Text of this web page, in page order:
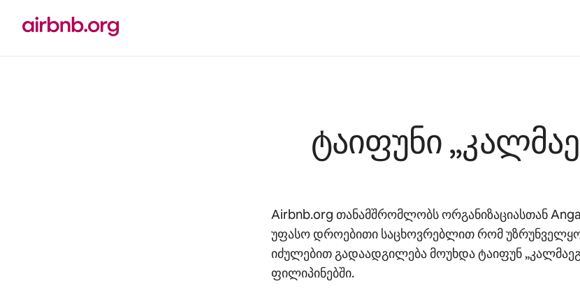
გადასვლა
ტაიფუნი
Airbnb.org თანამშრომლობს ორგანიზაციასთან
უფასო დროებითი საცხოვრებლით რომ
იძულებით გადაადგილება მოუხდა ტაიფუნ
ფილიპინებში.